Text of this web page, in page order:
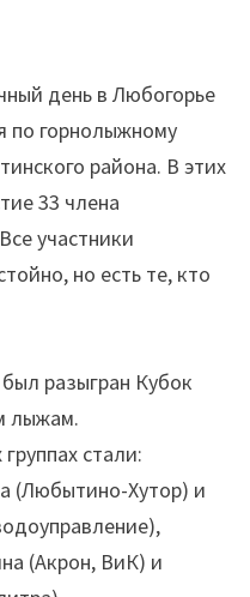
день в Любогорье
по горнолыжному
района. В этих
33 члена
участники
но есть те, кто
разыгран Кубок
лыжам.
стали:
(Любытино-Хутор) и
(Акрон, ВиК) и